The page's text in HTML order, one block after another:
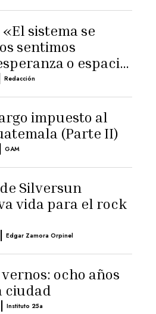
sistema se
sentimos
o espacio
Redacción
impuesto al
(Parte II)
| GAM
Silversun
vida para el rock
| Edgar Zamora Orpinel
ocho años
ciudad
| Instituto 25a